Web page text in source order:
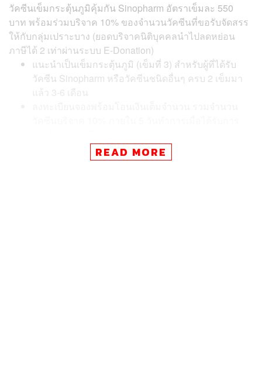
วัคซีนเข็มกระตุ้นภูมิคุ้มกัน Sinopharm อัตราเข็มละ 550
บาท พร้อมร่วมบริจาค 10% ของจำนวนวัคซีนที่ขอรับจัดสรร
ให้กับกลุ่มเปราะบาง (ยอดบริจาคนิติบุคคลนำไปลดหย่อน
ภาษีได้ 2 เท่าผ่านระบบ E-Donation)
แนะนำเป็นเข็มกระตุ้นภูมิ (เข็มที่ 3) สำหรับผู้ที่ได้รับ
วัคซีน Sinopharm หรือวัคซีนชนิดอื่นๆ ครบ 2 เข็มมา
แล้ว 3-6 เดือน
กำหนดเริ่มฉีดเข็มกระตุ้นภูมิได้ตั้งแต่วันที่ 1 ธันวาคม
2564 เป็นต้นไป ณ ศูนย์ฉีดวัคซีนราชวิทยาลัยจุฬาภรณ์
READ MORE